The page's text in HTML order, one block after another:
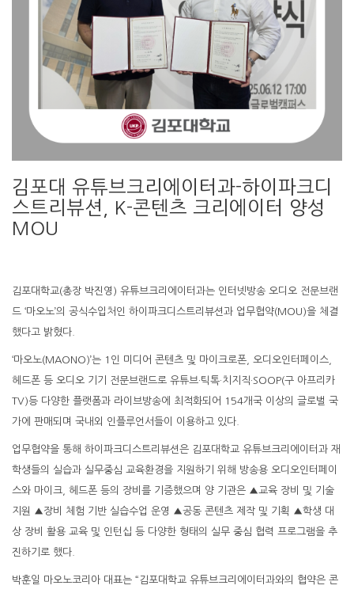
김포대 유튜브크리에이터과-하이파크디
스트리뷰션, K-콘텐츠 크리에이터 양성
MOU
김포대학교(총장 박진영) 유튜브크리에이터과는 인터넷방송 오디오 전문브랜
드 ‘마오노’의 공식수입처인 하이파크디스트리뷰션과 업무협약(MOU)을 체결
했다고 밝혔다.
‘마오노(MAONO)’는 1인 미디어 콘텐츠 및 마이크로폰, 오디오인터페이스,
헤드폰 등 오디오 기기 전문브랜드로 유튜브·틱톡·치지직·SOOP(구 아프리카
TV)등 다양한 플랫폼과 라이브방송에 최적화되어 154개국 이상의 글로벌 국
가에 판매되며 국내외 인플루언서들이 이용하고 있다.
업무협약을 통해 하이파크디스트리뷰션은 김포대학교 유튜브크리에이터과 재
학생들의 실습과 실무중심 교육환경을 지원하기 위해 방송용 오디오인터페이
스와 마이크, 헤드폰 등의 장비를 기증했으며 양 기관은 ▲교육 장비 및 기술
지원 ▲장비 체험 기반 실습수업 운영 ▲공동 콘텐츠 제작 및 기획 ▲학생 대
상 장비 활용 교육 및 인턴십 등 다양한 형태의 실무 중심 협력 프로그램을 추
진하기로 했다.
박훈일 마오노코리아 대표는 “김포대학교 유튜브크리에이터과와의 협약은 콘